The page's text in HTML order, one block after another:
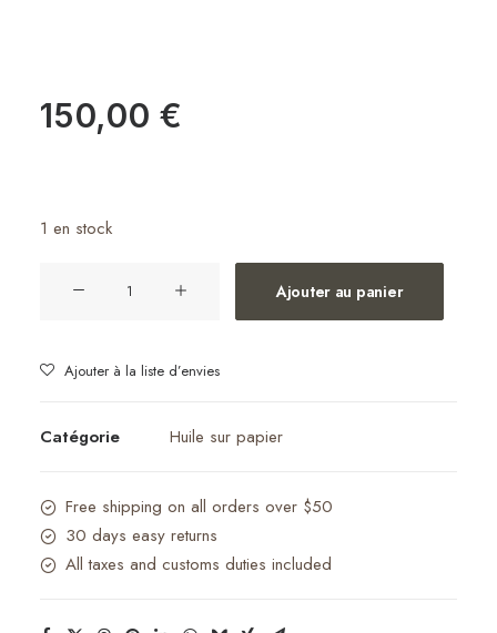
150,00 €
1 en stock
Ajouter au panier
Ajouter à la liste d’envies
Catégorie Huile sur papier
Free shipping on all orders over $50
30 days easy returns
All taxes and customs duties included